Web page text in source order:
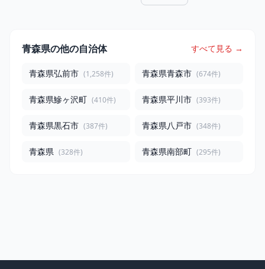
青森県の他の自治体 すべて見る →
青森県弘前市 (1,258件) 青森県青森市 (674件)
青森県鰺ヶ沢町 (410件) 青森県平川市 (393件)
青森県黒石市 (387件) 青森県八戸市 (348件)
青森県 (328件) 青森県南部町 (295件)